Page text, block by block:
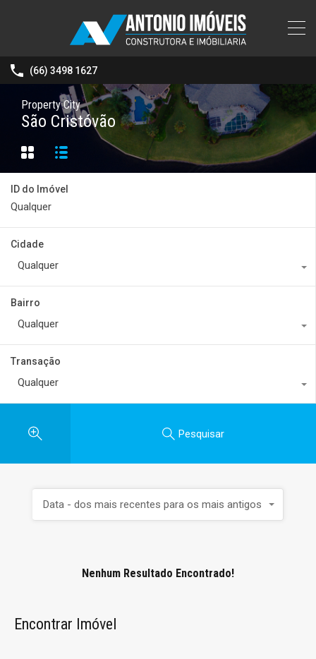
(66) 3498 1627
Property City
São Cristóvão
ID do Imóvel
Cidade
Qualquer
Bairro
Qualquer
Transação
Qualquer
Pesquisar
Data - dos mais recentes para os mais antigos
Nenhum Resultado Encontrado!
Encontrar Imóvel